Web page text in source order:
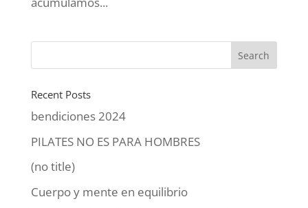
Recent Posts
bendiciones 2024
PILATES NO ES PARA HOMBRES
(no title)
Cuerpo y mente en equilibrio